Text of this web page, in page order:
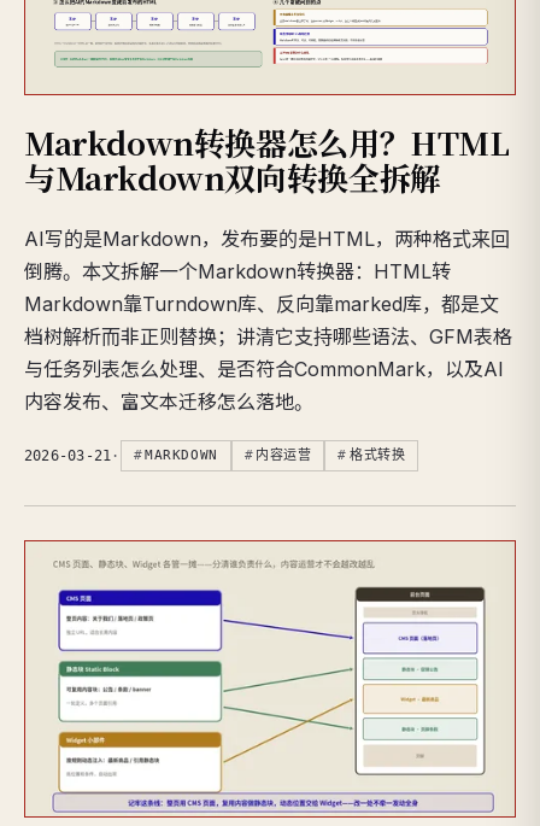
Markdown转换器怎么用？HTML
与Markdown双向转换全拆解
AI写的是Markdown，发布要的是HTML，两种格式来回
倒腾。本文拆解一个Markdown转换器：HTML转
Markdown靠Turndown库、反向靠marked库，都是文
档树解析而非正则替换；讲清它支持哪些语法、GFM表格
与任务列表怎么处理、是否符合CommonMark，以及AI
内容发布、富文本迁移怎么落地。
2026-03-21 · MARKDOWN 内容运营 格式转换